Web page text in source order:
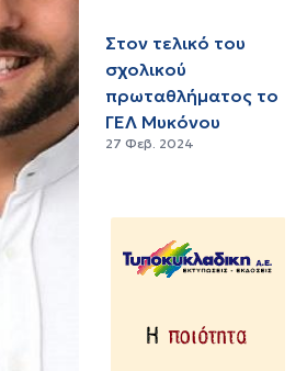
Στον τελικό του
σχολικού
πρωταθλήματος το
ΓΕΛ Μυκόνου
27 Φεβ. 2024